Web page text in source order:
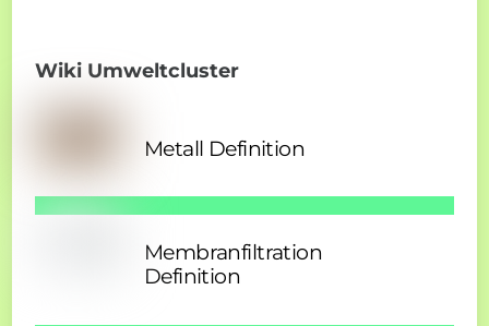
Wiki Umweltcluster
Metall Definition
Membranfiltration
Definition